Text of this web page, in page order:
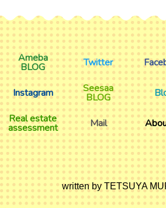
Ameba
BLOG Twitter
Instagram Seesaa
BLOG
Real estate
assessment Mail
written by TETSUYA